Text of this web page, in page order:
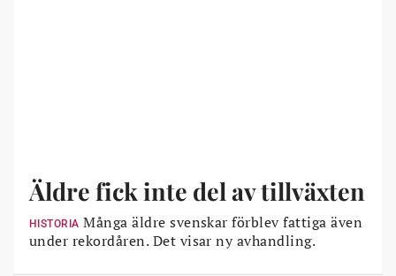
Äldre fick inte del av tillväxten
HISTORIA Många äldre svenskar förblev fattiga även
under rekordåren. Det visar ny avhandling.